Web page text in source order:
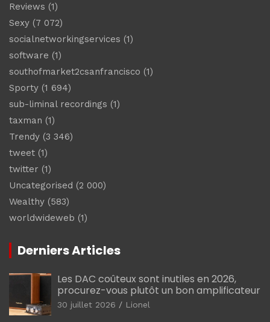
Reviews (1)
Sexy (7 072)
socialnetworkingservices (1)
software (1)
southofmarket2csanfrancisco (1)
Sporty (1 694)
sub-liminal recordings (1)
taxman (1)
Trendy (3 346)
tweet (1)
twitter (1)
Uncategorised (2 000)
Wealthy (583)
worldwideweb (1)
Derniers Articles
Les DAC coûteux sont inutiles en 2026,
procurez-vous plutôt un bon amplificateur
30 juillet 2026 Lionel